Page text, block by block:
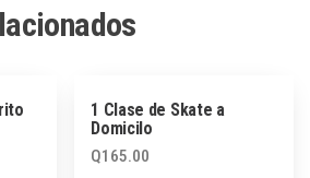
1 Clase de Skate a
Domicilo
Q165.00